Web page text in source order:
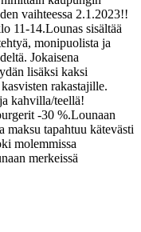
vaihteessa 2.1.2023!!
11-14.Lounas sisältää
monipuolista ja
Jokaisena
lisäksi kaksi
rakastajille.
kahvilla/teellä!
-30 %.Lounaan
tapahtuu kätevästi
molemmissa
merkeissä